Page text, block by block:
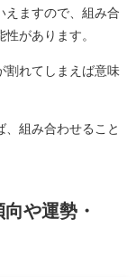
えますので、組み合
があります。
割れてしまえば意味
組み合わせること
や運勢・